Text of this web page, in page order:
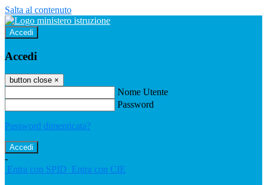
Salta al contenuto
Accedi
Accedi
button close ×
Nome Utente
Password
Password dimenticata?
-
Entra con SPID Entra con CIE